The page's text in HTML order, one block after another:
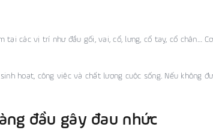
các vị trí như đầu gối, vai, cổ, lưng, cổ tay, cổ chân…
hoạt, công việc và chất lượng cuộc sống. Nếu không
đầu gây đau nhức